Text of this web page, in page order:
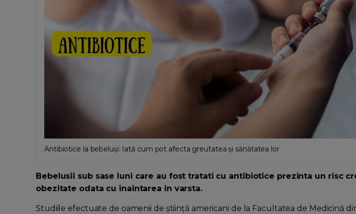
Antibiotice la bebeluși: Iată cum pot afecta greutatea și sănătatea lor
Bebelusii sub sase luni care au fost tratati cu antibiotice prezinta un risc
obezitate odata cu inaintarea in varsta.
Studiile efectuate de oamenii de știință americani de la Facultatea de Medicină